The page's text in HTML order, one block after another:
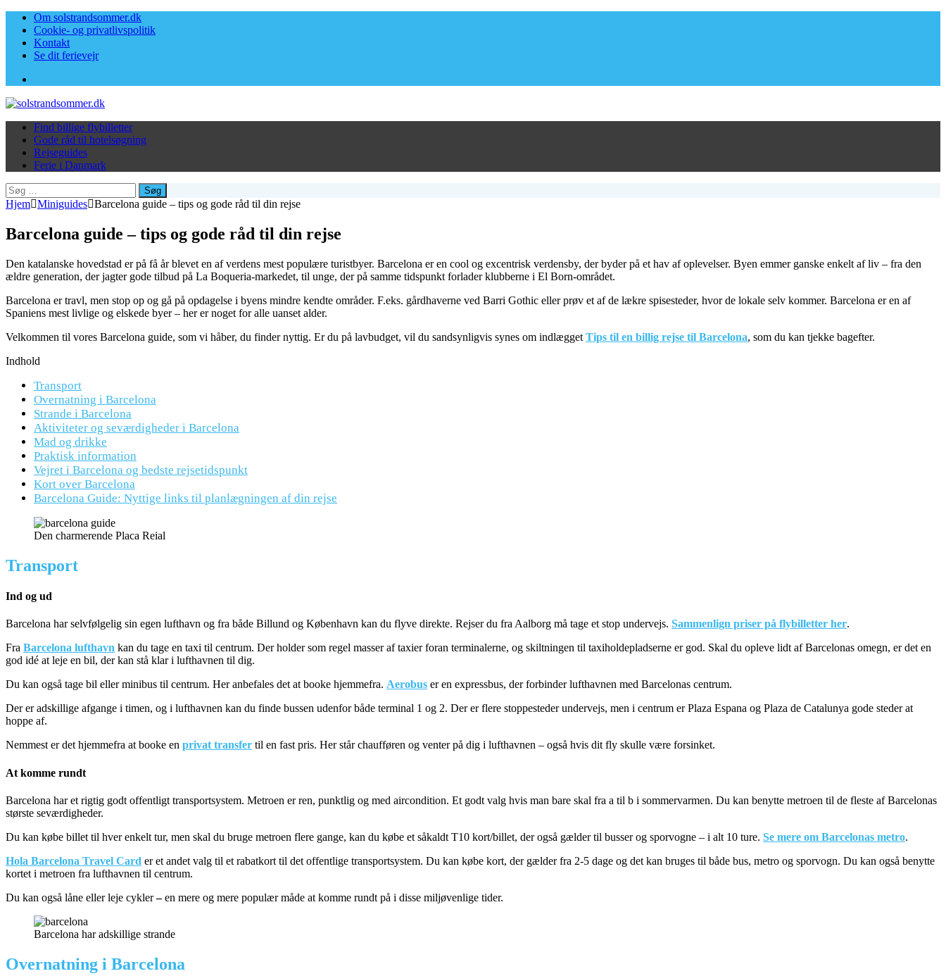
Om solstrandsommer.dk
Cookie- og privatlivspolitik
Kontakt
Se dit ferievejr
Find billige flybilletter
Gode råd til hotelsøgning
Rejseguides
Ferie i Danmark
Søg
efter:
Hjem Miniguides Barcelona guide – tips og gode råd til din rejse
Barcelona guide – tips og gode råd til din rejse
Den katalanske hovedstad er på få år blevet en af verdens mest populære turistbyer. Barcelona er en cool og excentrisk verdensby, der byder på et hav af oplevelser. Byen emmer ganske enkelt af liv – fra den
ældre generation, der jagter gode tilbud på La Boqueria-markedet, til unge, der på samme tidspunkt forlader klubberne i El Born-området.
Barcelona er travl, men stop op og gå på opdagelse i byens mindre kendte områder. F.eks. gårdhaverne ved Barri Gothic eller prøv et af de lækre spisesteder, hvor de lokale selv kommer. Barcelona er en af
Spaniens mest livlige og elskede byer – her er noget for alle uanset alder.
Velkommen til vores Barcelona guide, som vi håber, du finder nyttig. Er du på lavbudget, vil du sandsynligvis synes om indlægget Tips til en billig rejse til Barcelona, som du kan tjekke bagefter.
Indhold
Transport
Overnatning i Barcelona
Strande i Barcelona
Aktiviteter og seværdigheder i Barcelona
Mad og drikke
Praktisk information
Vejret i Barcelona og bedste rejsetidspunkt
Kort over Barcelona
Barcelona Guide: Nyttige links til planlægningen af din rejse
Den charmerende Placa Reial
Transport
Ind og ud
Barcelona har selvfølgelig sin egen lufthavn og fra både Billund og København kan du flyve direkte. Rejser du fra Aalborg må tage et stop undervejs. Sammenlign priser på flybilletter her.
Fra Barcelona lufthavn kan du tage en taxi til centrum. Der holder som regel masser af taxier foran terminalerne, og skiltningen til taxiholdepladserne er god. Skal du opleve lidt af Barcelonas omegn, er det en
god idé at leje en bil, der kan stå klar i lufthavnen til dig.
Du kan også tage bil eller minibus til centrum. Her anbefales det at booke hjemmefra. Aerobus er en expressbus, der forbinder lufthavnen med Barcelonas centrum.
Der er adskillige afgange i timen, og i lufthavnen kan du finde bussen udenfor både terminal 1 og 2. Der er flere stoppesteder undervejs, men i centrum er Plaza Espana og Plaza de Catalunya gode steder at
hoppe af.
Nemmest er det hjemmefra at booke en privat transfer til en fast pris. Her står chaufføren og venter på dig i lufthavnen – også hvis dit fly skulle være forsinket.
At komme rundt
Barcelona har et rigtig godt offentligt transportsystem. Metroen er ren, punktlig og med aircondition. Et godt valg hvis man bare skal fra a til b i sommervarmen. Du kan benytte metroen til de fleste af Barcelonas
største seværdigheder.
Du kan købe billet til hver enkelt tur, men skal du bruge metroen flere gange, kan du købe et såkaldt T10 kort/billet, der også gælder til busser og sporvogne – i alt 10 ture. Se mere om Barcelonas metro.
Hola Barcelona Travel Card er et andet valg til et rabatkort til det offentlige transportsystem. Du kan købe kort, der gælder fra 2-5 dage og det kan bruges til både bus, metro og sporvogn. Du kan også benytte
kortet i metroen fra lufthavnen til centrum.
Du kan også låne eller leje cykler–en mere og mere populær måde at komme rundt på i disse miljøvenlige tider.
Barcelona har adskillige strande
Overnatning i Barcelona